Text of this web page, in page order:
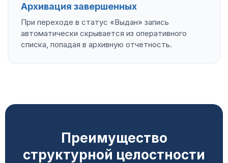
Архивация завершенных
При переходе в статус «Выдан» запись
автоматически скрывается из оперативного
списка, попадая в архивную отчетность.
Преимущество
структурной целостности